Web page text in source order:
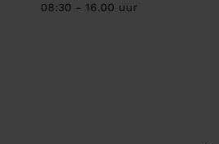
08:30 - 16.00 uur